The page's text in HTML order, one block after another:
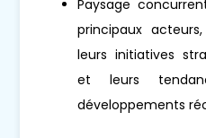
Paysage
principaux
leurs initiatives
et leurs
développements